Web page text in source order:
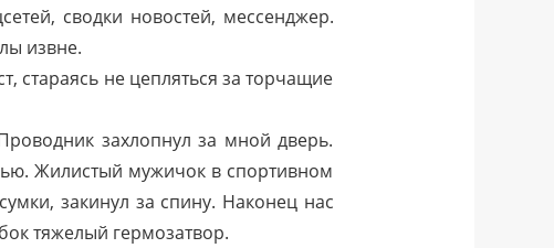
сводки новостей, мессенджер.
извне.
стараясь не цепляться за торчащие
захлопнул за мной дверь.
Жилистый мужичок в спортивном
закинул за спину. Наконец нас
тяжелый гермозатвор.